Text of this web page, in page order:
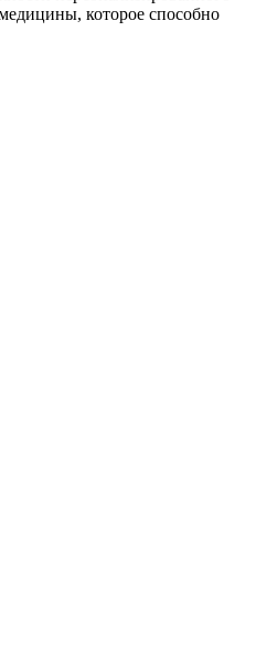
которое способно